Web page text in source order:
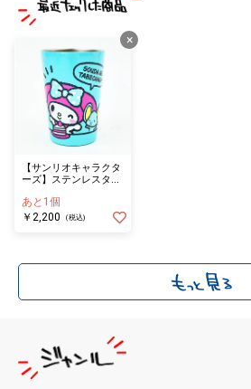
×
【サンリオキャラクタ
ーズ】ステンレスタン
ＯＤＹ ＢＬＵＥ
あと1個
￥2,200
(税込)